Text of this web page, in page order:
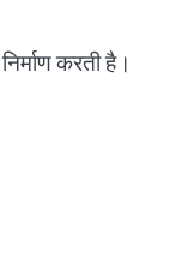
करती है।